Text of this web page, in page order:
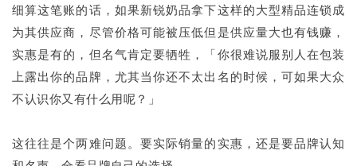
细算这笔账的话，如果新锐奶品拿下这样的大型精品连锁成
为其供应商，尽管价格可能被压低但是供应量大也有钱赚，
实惠是有的，但名气肯定要牺牲，「你很难说服别人在包装
上露出你的品牌，尤其当你还不太出名的时候，可如果大众
不认识你又有什么用呢？」
这往往是个两难问题。要实际销量的实惠，还是要品牌认知